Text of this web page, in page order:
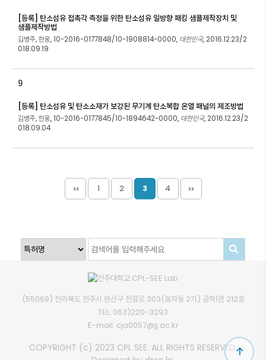
[등록] 탄소섬유 접촉각 측정을 위한 탄소섬유 일방향 패킹 샘플제작장치 및
샘플제작방법
김병주, 한웅, 10-2016-0177848/10-1908814-0000, 대한민국, 2016.12.23/2
018.09.19
9
[등록] 탄소섬유 및 탄소소재가 보강된 무기계 탄소복합 온열 패널의 제조방법
김병주, 한웅, 10-2016-0177845/10-1894642-0000, 대한민국, 2016.12.23/2
018.09.04
1 2 3 4
(55069) 전라북도 전주시 완산구 천잠로 303(효자동 2가) 공학1관 212호
TEL. 063)220-3293
E-mail. cja0057@jj.ac.kr
COPYRIGHT (c) 2023 CPL SEE. ALL RIGHTS RESERVED.